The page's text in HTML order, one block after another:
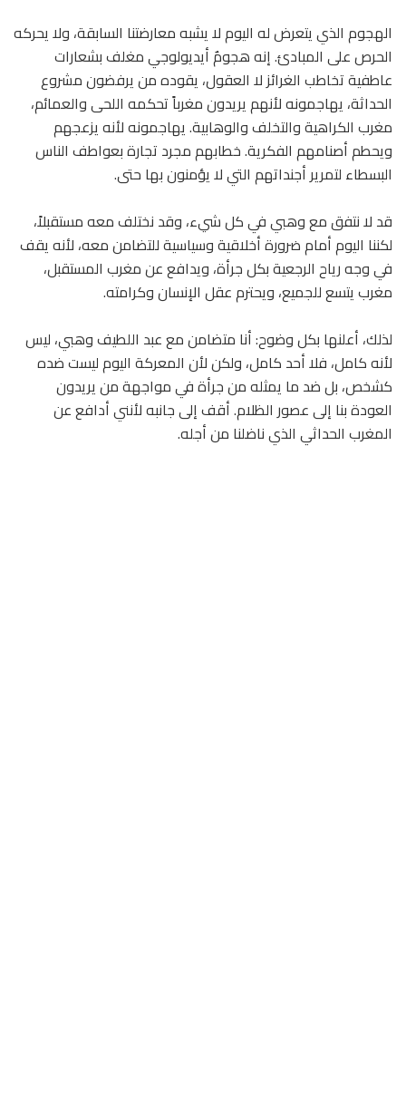
الهجوم الذي يتعرض له اليوم لا يشبه معارضتنا السابقة، ولا يحركه
الحرص على المبادئ. إنه هجومٌ أيديولوجي مغلف بشعارات
عاطفية تخاطب الغرائز لا العقول، يقوده من يرفضون مشروع
الحداثة، يهاجمونه لأنهم يريدون مغرباً تحكمه اللحى والعمائم،
مغرب الكراهية والتخلف والوهابية. يهاجمونه لأنه يزعجهم
ويحطم أصنامهم الفكرية. خطابهم مجرد تجارة بعواطف الناس
البسطاء لتمرير أجنداتهم التي لا يؤمنون بها حتى.
قد لا نتفق مع وهبي في كل شيء، وقد نختلف معه مستقبلاً،
لكننا اليوم أمام ضرورة أخلاقية وسياسية للتضامن معه، لأنه يقف
في وجه رياح الرجعية بكل جرأة، ويدافع عن مغرب المستقبل،
مغرب يتسع للجميع، ويحترم عقل الإنسان وكرامته.
لذلك، أعلنها بكل وضوح: أنا متضامن مع عبد اللطيف وهبي، ليس
لأنه كامل، فلا أحد كامل، ولكن لأن المعركة اليوم ليست ضده
كشخص، بل ضد ما يمثله من جرأة في مواجهة من يريدون
العودة بنا إلى عصور الظلام. أقف إلى جانبه لأنني أدافع عن
المغرب الحداثي الذي ناضلنا من أجله.